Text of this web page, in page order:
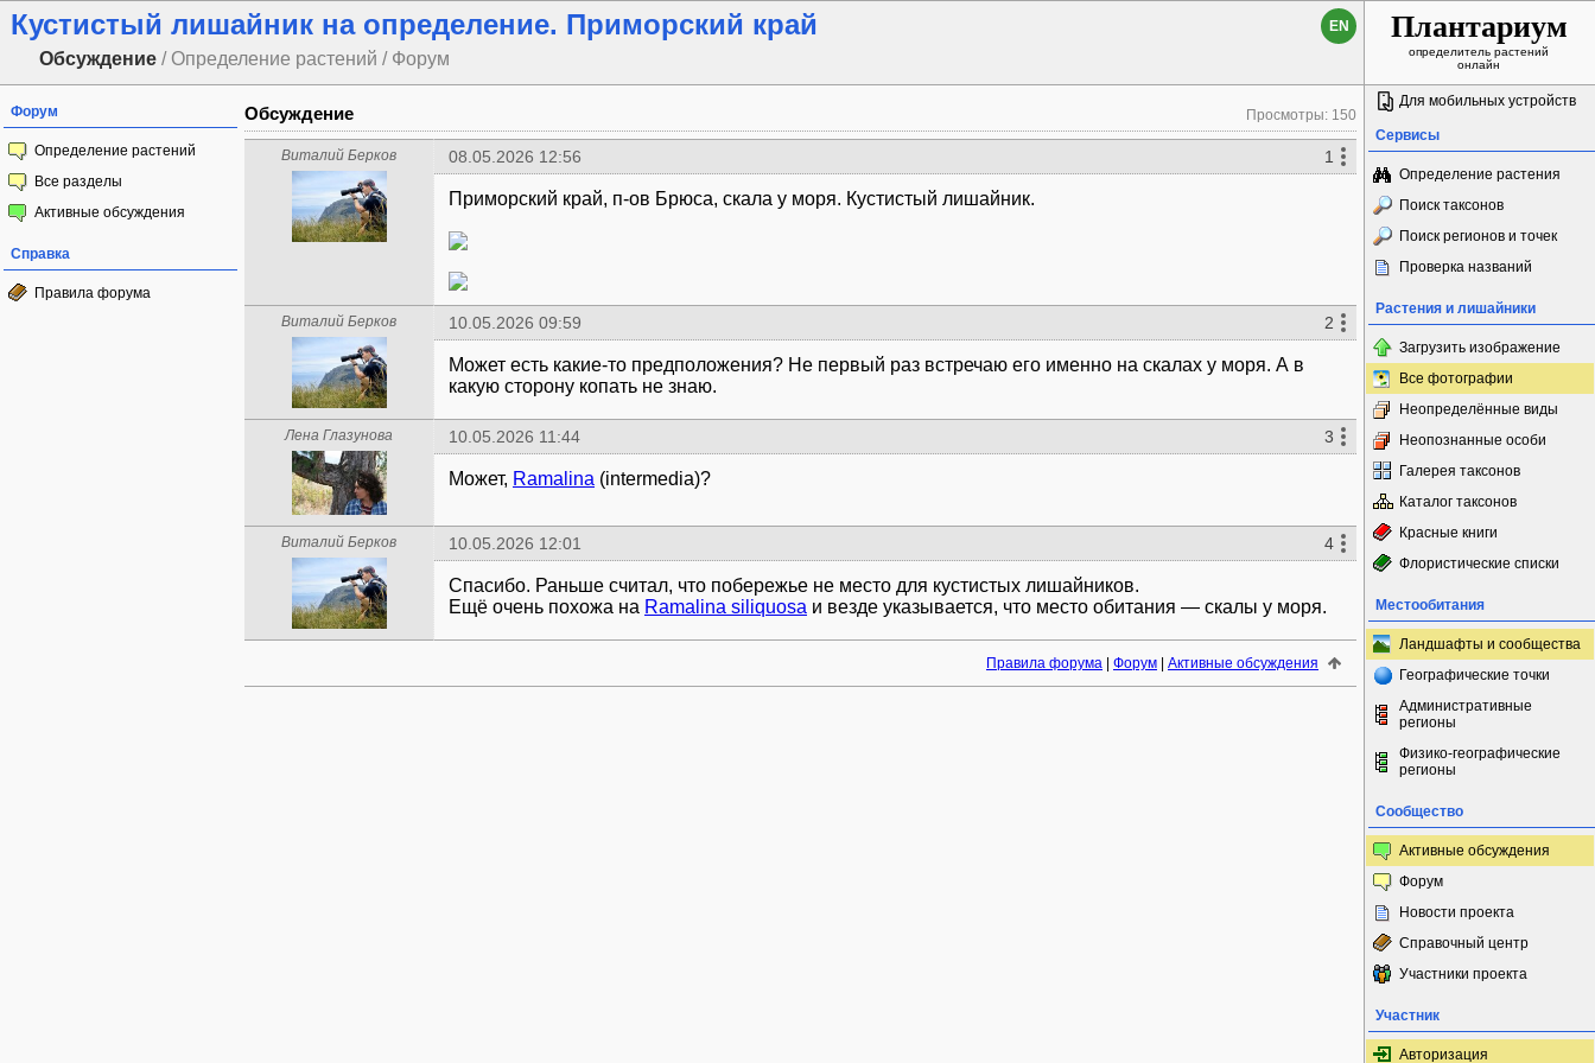
Кустистый лишайник на определение. Приморский край
Обсуждение / Определение растений / Форум
EN Плантариум
определитель растений
онлайн
Форум
Определение растений
Все разделы
Активные обсуждения
Справка
Правила форума
Просмотры: 150
Обсуждение
Виталий Берков 08.05.2026 12:56 1
Приморский край, п-ов Брюса, скала у моря. Кустистый лишайник.
Виталий Берков 10.05.2026 09:59 2
Может есть какие-то предположения? Не первый раз встречаю его именно на скалах у моря. А в
какую сторону копать не знаю.
Лена Глазунова 10.05.2026 11:44 3
Может, Ramalina (intermedia)?
Виталий Берков 10.05.2026 12:01 4
Спасибо. Раньше считал, что побережье не место для кустистых лишайников.
Ещё очень похожа на Ramalina siliquosa и везде указывается, что место обитания — скалы у моря.
Правила форума Форум Активные обсуждения
Для мобильных устройств
Сервисы
Определение растения
Поиск таксонов
Поиск регионов и точек
Проверка названий
Растения и лишайники
Загрузить изображение
Все фотографии
Неопределённые виды
Неопознанные особи
Галерея таксонов
Каталог таксонов
Красные книги
Флористические списки
Местообитания
Ландшафты и сообщества
Географические точки
Административные
регионы
Физико-географические
регионы
Сообщество
Активные обсуждения
Форум
Новости проекта
Справочный центр
Участники проекта
Участник
Авторизация